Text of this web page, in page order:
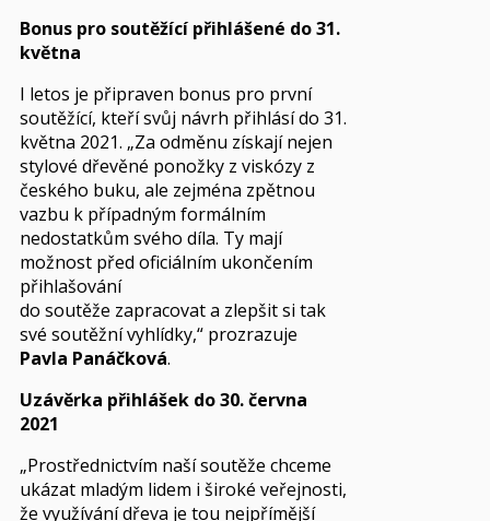
Bonus pro soutěžící přihlášené do 31.
května
I letos je připraven bonus pro první
soutěžící, kteří svůj návrh přihlásí do 31.
května 2021. „Za odměnu získají nejen
stylové dřevěné ponožky z viskózy z
českého buku, ale zejména zpětnou
vazbu k případným formálním
nedostatkům svého díla. Ty mají
možnost před oficiálním ukončením
přihlašování
do soutěže zapracovat a zlepšit si tak
své soutěžní vyhlídky,“ prozrazuje
Pavla Panáčková.
Uzávěrka přihlášek do 30. června
2021
„Prostřednictvím naší soutěže chceme
ukázat mladým lidem i široké veřejnosti,
že využívání dřeva je tou nejpřímější